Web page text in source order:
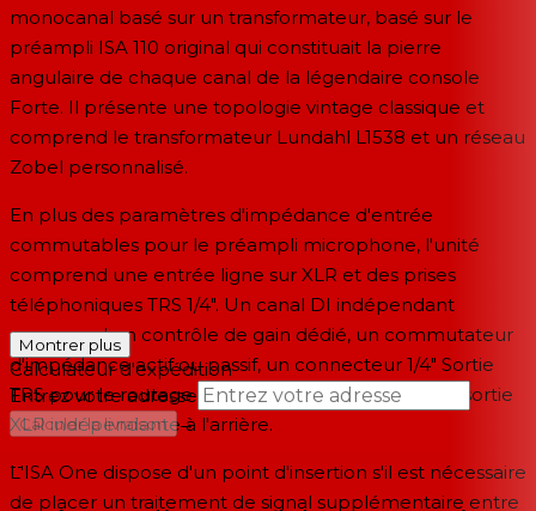
monocanal basé sur un transformateur, basé sur le
préampli ISA 110 original qui constituait la pierre
angulaire de chaque canal de la légendaire console
Forte. Il présente une topologie vintage classique et
comprend le transformateur Lundahl L1538 et un réseau
Zobel personnalisé.
En plus des paramètres d'impédance d'entrée
commutables pour le préampli microphone, l'unité
comprend une entrée ligne sur XLR et des prises
téléphoniques TRS 1/4". Un canal DI indépendant
comprend un contrôle de gain dédié, un commutateur
d'impédance actif ou passif, un connecteur 1/4" Sortie
TRS pour le routage vers un amplificateur, et une sortie
XLR indépendante à l'arrière.
L'ISA One dispose d'un point d'insertion s'il est nécessaire
de placer un traitement de signal supplémentaire entre
Montrer plus
Calculateur d'expédition
Entrez votre adresse
Calculer la livraison →
--